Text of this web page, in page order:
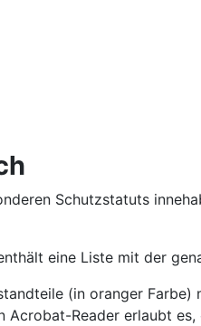
Schutzstatuts
eine Liste mit der
(in oranger
Reader erlaubt